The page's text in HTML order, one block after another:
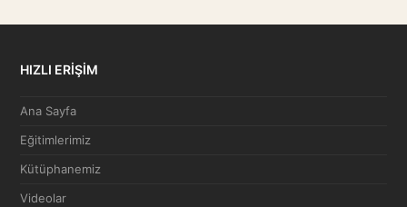
HIZLI ERİŞİM
Ana Sayfa
Eğitimlerimiz
Kütüphanemiz
Videolar